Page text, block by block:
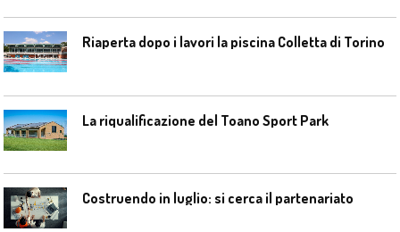
Riaperta dopo i lavori la piscina Colletta di Torino
La riqualificazione del Toano Sport Park
Costruendo in luglio: si cerca il partenariato